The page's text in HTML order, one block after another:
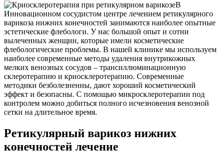
В
Инновационном сосудистом центре лечением ретикулярного
варикоза нижних конечностей занимаются наиболее опытные
эстетические флебологи. У нас большой опыт и сотни
вылеченных женщин, которые имели косметические
флебологические проблемы. В нашей клинике мы используем
наиболее современные методы удаления внутрикожных
мелких венозных сосудов – трансиллюминационную
склеротерапию и криосклеротерапию. Современные
методики безболезненны, дают хороший косметический
эффект и безопасны. С помощью микросклеротерапии под
контролем можно добиться полного исчезновения венозной
сетки на длительное время.
Ретикулярный варикоз нижних
конечностей лечение